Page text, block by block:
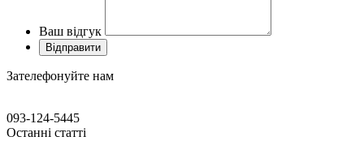
Ваш відгук
Зателефонуйте нам
093-124-5445
Останні статті